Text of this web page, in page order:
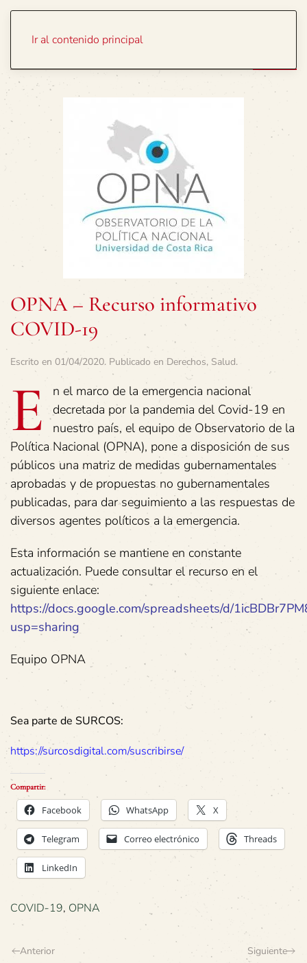
Ir al contenido principal
OPNA – Recurso informativo
COVID-19
Escrito en 01/04/2020. Publicado en Derechos, Salud.
E
n el marco de la emergencia nacional
decretada por la pandemia del Covid-19 en
nuestro país, el equipo de Observatorio de la
Política Nacional (OPNA), pone a disposición de sus
públicos una matriz de medidas gubernamentales
aprobadas y de propuestas no gubernamentales
publicadas, para dar seguimiento a las respuestas de
diversos agentes políticos a la emergencia.
Esta información se mantiene en constante
actualización. Puede consultar el recurso en el
siguiente enlace:
https://docs.google.com/spreadsheets/d/
usp=sharing
Equipo OPNA
Sea parte de SURCOS:
https://surcosdigital.com/suscribirse/
Compartir:
Facebook WhatsApp X
Telegram Correo electrónico Threads
LinkedIn
COVID-19, OPNA
Anterior Siguiente